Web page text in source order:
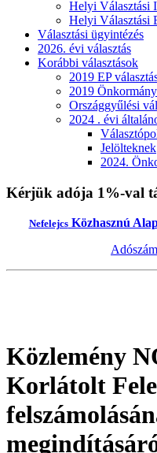
Helyi Választási
Helyi Választási
Választási ügyintézés
2026. évi választás
Korábbi választások
2019 EP
2019
Országgyűlési
2024 . évi
Jelölteknek
2024.
Kérjük adója 1%-val
NefelejcsKözhasznú
Közlemény
Korlátolt